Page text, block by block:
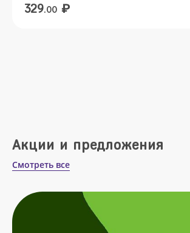
329.00 ₽
Акции и предложения
Смотреть все